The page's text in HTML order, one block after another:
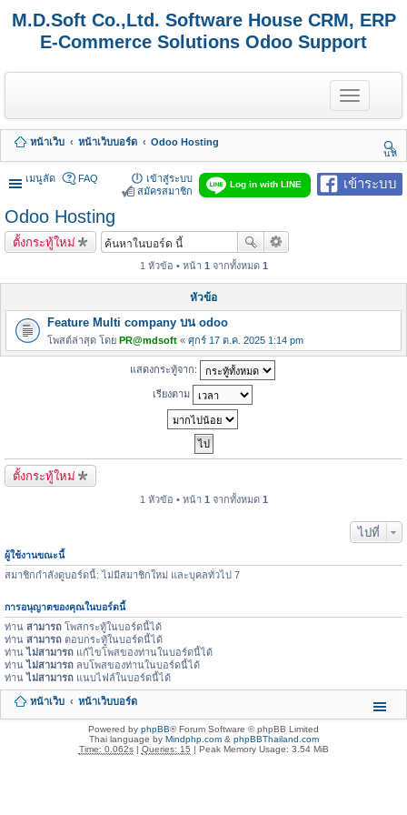
M.D.Soft Co.,Ltd. Software House CRM, ERP
E-Commerce Solutions Odoo Support
T
o
g
e
n
a
o
หน้าเว็บ หน้าเว็บบอร์ด
Odoo Hosting
นห
า
เมนูลัด
เข้าระบบ
Log in with LINE
FAQ
เข้าสู่ระบบ
สมัครสมาชิก
Odoo Hosting
ตั้งกระทู้ใหม่
1 หัวข้อ • หน้า 1 จากทั้งหมด 1
หัวข้อ
Feature Multi company บน odoo
โพสต์ล่าสุด โดย PR@mdsoft « ศุกร์ 17 ต.ค. 2025 1:14 pm
แสดงกระทู้จาก:
เรียงตาม
ตั้งกระทู้ใหม่
1 หัวข้อ • หน้า 1 จากทั้งหมด 1
ไปที่
ผู้ใช้งานขณะนี้
สมาชิกกำลังดูบอร์ดนี้: ไม่มีสมาชิกใหม่ และบุคลทั่วไป 7
การอนุญาตของคุณในบอร์ดนี้
ท่าน สามารถ โพสกระทู้ในบอร์ดนี้ได้
ท่าน สามารถ ตอบกระทู้ในบอร์ดนี้ได้
ท่านไม่สามารถ แก้ไขโพสของท่านในบอร์ดนี้ได้
ท่านไม่สามารถ ลบโพสของท่านในบอร์ดนี้ได้
ท่านไม่สามารถ แนบไฟล์ในบอร์ดนี้ได้
หน้าเว็บ หน้าเว็บบอร์ด
Powered by phpBB® Forum Software © phpBB Limited
Thai language by Mindphp.com& phpBBThailand.com
Time: 0.062s| Queries: 15 | Peak Memory Usage: 3.54 MiB